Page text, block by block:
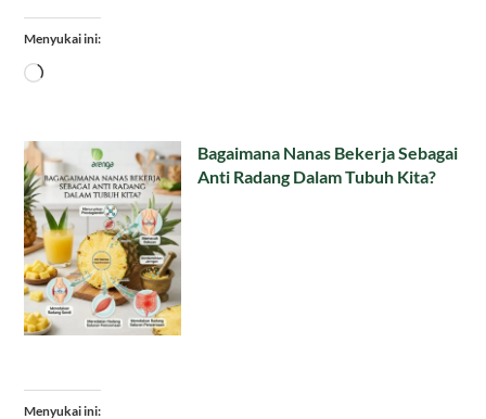
Menyukai ini:
Memuat...
Bagaimana Nanas Bekerja Sebagai
Anti Radang Dalam Tubuh Kita?
Menyukai ini: